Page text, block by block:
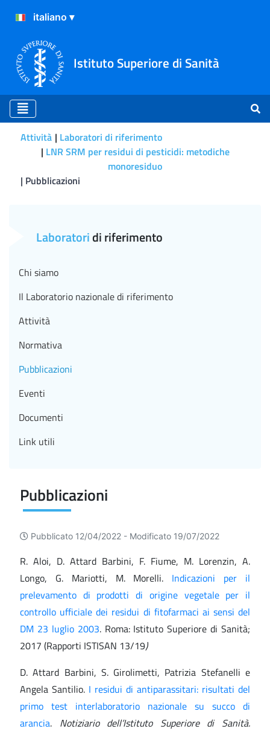
Istituto Superiore di Sanità
Attività Laboratori di riferimento
LNR SRM per residui di pesticidi: metodiche
monoresiduo
Pubblicazioni
Pubblicazioni
Pubblicato 12/04/2022 - Modificato 19/07/2022
R. Aloi, D. Attard Barbini, F. Fiume, M. Lorenzin, A.
Longo, G. Mariotti, M. Morelli. Indicazioni per il
prelevamento di prodotti di origine vegetale per il
controllo ufficiale dei residui di fitofarmaci ai sensi del
DM 23 luglio 2003. Roma: Istituto Superiore di Sanità;
2017 (Rapporti ISTISAN 13/19)
D. Attard Barbini, S. Girolimetti, Patrizia Stefanelli e
Angela Santilio. I residui di antiparassitari: risultati del
primo test interlaboratorio nazionale su succo di
arancia. Notiziario dell’Istituto Superiore di Sanità.
Laboratoridi riferimento
Chi siamo
Il Laboratorio nazionale di riferimento
Attività
Normativa
Pubblicazioni
Eventi
Documenti
Link utili